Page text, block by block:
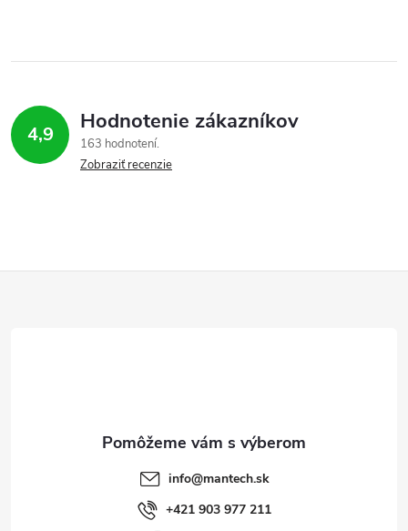
4,9 Hodnotenie zákazníkov
163 hodnotení
Zobraziť recenzie
info@mantech.sk
+421 903 977 211